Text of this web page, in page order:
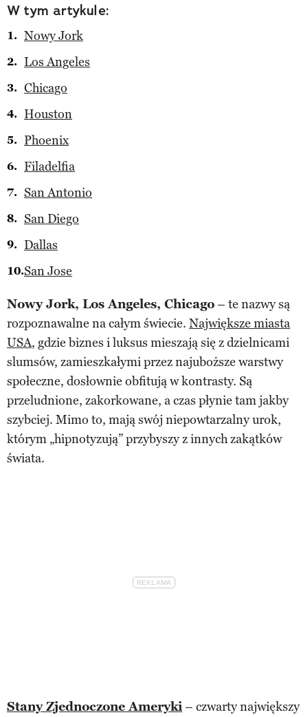
W tym artykule:
Nowy Jork
Los Angeles
Chicago
Houston
Phoenix
Filadelfia
San Antonio
San Diego
Dallas
San Jose
Nowy Jork, Los Angeles, Chicago– te nazwy są
rozpoznawalne na całym świecie. Największe miasta
USA, gdzie biznes i luksus mieszają się z dzielnicami
slumsów, zamieszkałymi przez najuboższe warstwy
społeczne, dosłownie obfitują w kontrasty. Są
przeludnione, zakorkowane, a czas płynie tam jakby
szybciej. Mimo to, mają swój niepowtarzalny urok,
którym „hipnotyzują” przybyszy z innych zakątków
świata.
Stany Zjednoczone Ameryki– czwarty największy